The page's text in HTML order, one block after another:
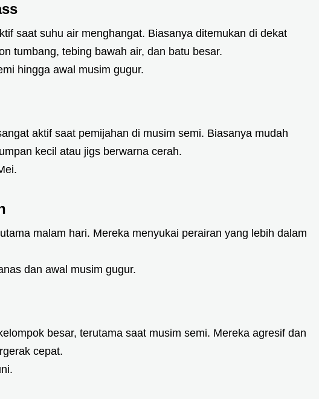
saat suhu air menghangat. Biasanya ditemukan di dekat
tumbang, tebing bawah air, dan batu besar.
hingga awal musim gugur.
aktif saat pemijahan di musim semi. Biasanya mudah
kecil atau jigs berwarna cerah.
malam hari. Mereka menyukai perairan yang lebih dalam
dan awal musim gugur.
besar, terutama saat musim semi. Mereka agresif dan
cepat.